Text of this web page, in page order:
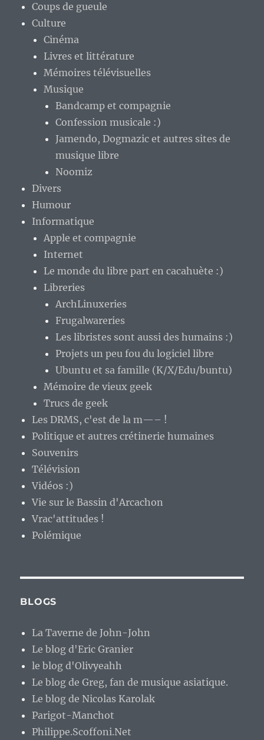
Coups de gueule
Culture
Cinéma
Livres et littérature
Mémoires télévisuelles
Musique
Bandcamp et compagnie
Confession musicale :)
Jamendo, Dogmazic et autres sites de
musique libre
Noomiz
Divers
Humour
Informatique
Apple et compagnie
Internet
Le monde du libre part en cacahuète :)
Libreries
ArchLinuxeries
Frugalwareries
Les libristes sont aussi des humains :)
Projets un peu fou du logiciel libre
Ubuntu et sa famille (K/X/Edu/buntu)
Mémoire de vieux geek
Trucs de geek
Les DRMS, c'est de la m—– !
Politique et autres crétinerie humaines
Souvenirs
Télévision
Vidéos :)
Vie sur le Bassin d'Arcachon
Vrac'attitudes !
Polémique
BLOGS
La Taverne de John-John
Le blog d'Eric Granier
le blog d'Olivyeahh
Le blog de Greg, fan de musique asiatique.
Le blog de Nicolas Karolak
Parigot-Manchot
Philippe.Scoffoni.Net